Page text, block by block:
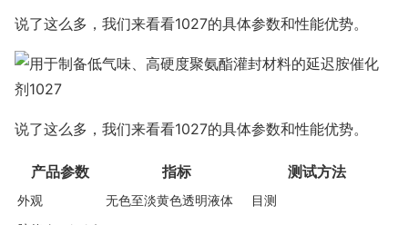
说了这么多，我们来看看1027的具体参数和性能优势。
说了这么多，我们来看看1027的具体参数和性能优势。
产品参数 指标 测试方法
外观 无色至淡黄色透明液体
目测